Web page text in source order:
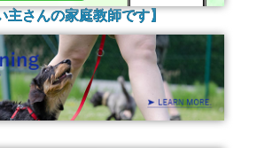
主さんの家庭教師です】